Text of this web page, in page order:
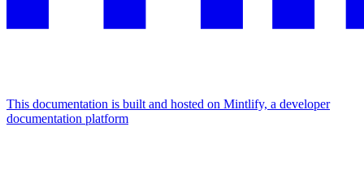
This documentation is built and hosted on Mintlify, a developer
documentation platform